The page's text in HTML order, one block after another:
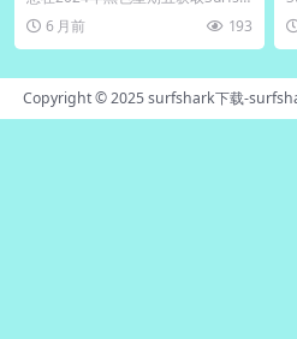
ark VPN最高折扣吗？最可靠的方式
是...6 月前 193
Copyright © 2025surfshark下载-